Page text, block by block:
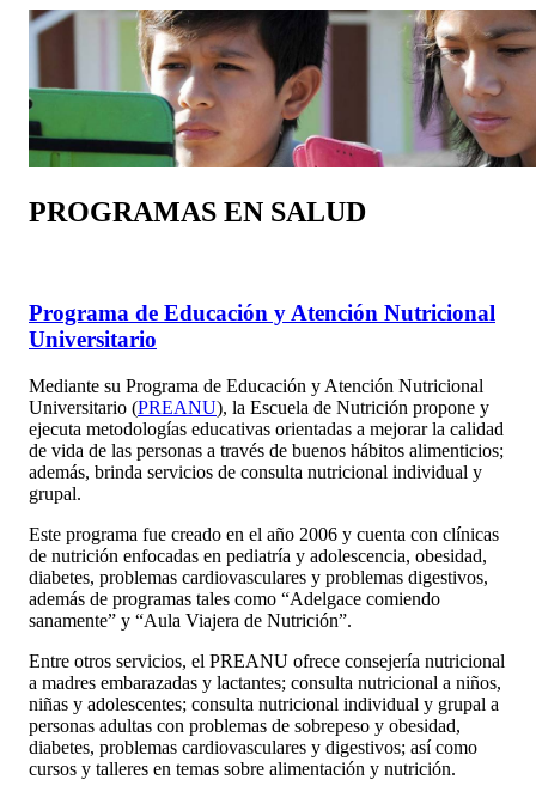
PROGRAMAS EN SALUD
Programa de Educación y Atención Nutricional
Universitario
Mediante su Programa de Educación y Atención Nutricional
Universitario (PREANU), la Escuela de Nutrición propone y
ejecuta metodologías educativas orientadas a mejorar la calidad
de vida de las personas a través de buenos hábitos alimenticios;
además, brinda servicios de consulta nutricional individual y
grupal.
Este programa fue creado en el año 2006 y cuenta con clínicas
de nutrición enfocadas en pediatría y adolescencia, obesidad,
diabetes, problemas cardiovasculares y problemas digestivos,
además de programas tales como “Adelgace comiendo
sanamente” y “Aula Viajera de Nutrición”.
Entre otros servicios, el PREANU ofrece consejería nutricional
a madres embarazadas y lactantes; consulta nutricional a niños,
niñas y adolescentes; consulta nutricional individual y grupal a
personas adultas con problemas de sobrepeso y obesidad,
diabetes, problemas cardiovasculares y digestivos; así como
cursos y talleres en temas sobre alimentación y nutrición.